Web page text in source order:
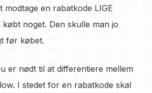
modtage en rabatkode LIGE
købt noget. Den skulle man jo
før købet.
er nødt til at differentiere mellem
I stedet for en rabatkode skal